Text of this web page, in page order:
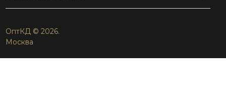
ОптКД © 2026.
Москва